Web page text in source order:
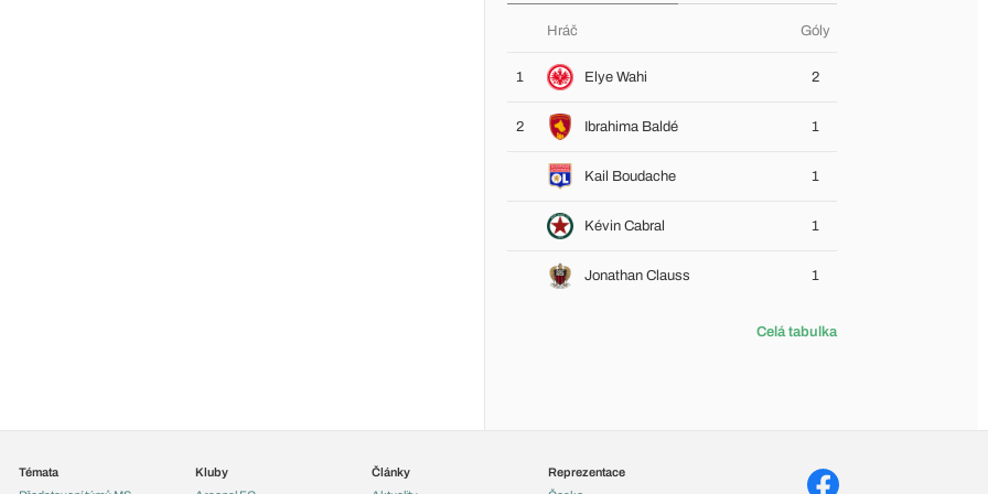
Hráč Góly
1 Elye Wahi 2
2 Ibrahima Baldé 1
Kail Boudache 1
Kévin Cabral 1
Jonathan Clauss 1
Celá tabulka
Témata
Kluby
Články
Reprezentace